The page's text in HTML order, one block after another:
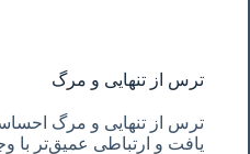
ترس از تنهایی و مرگ
ترس از تنهایی و مرگ
یافت و ارتباطی عمیق‌تر با